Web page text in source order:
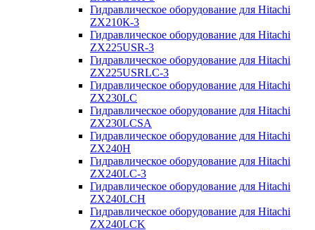
Гидравлическое оборудование для Hitachi
ZX210К-3
Гидравлическое оборудование для Hitachi
ZX225USR-3
Гидравлическое оборудование для Hitachi
ZX225USRLC-3
Гидравлическое оборудование для Hitachi
ZX230LC
Гидравлическое оборудование для Hitachi
ZX230LCSA
Гидравлическое оборудование для Hitachi
ZX240H
Гидравлическое оборудование для Hitachi
ZX240LC-3
Гидравлическое оборудование для Hitachi
ZX240LCH
Гидравлическое оборудование для Hitachi
ZX240LCK